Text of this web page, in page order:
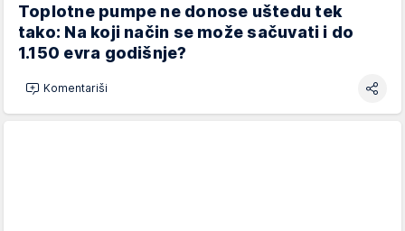
Toplotne pumpe ne donose uštedu tek
tako: Na koji način se može sačuvati i do
1.150 evra godišnje?
Komentariši